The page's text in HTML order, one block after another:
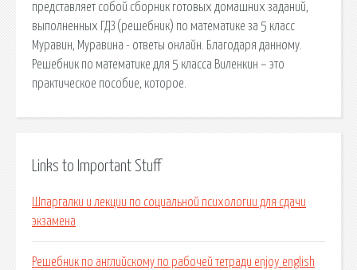
представляет собой сборник готовых домашних заданий,
выполненных ГДЗ (решебник) по математике за 5 класс
Муравин, Муравина - ответы онлайн. Благодаря данному.
Решебник по математике для 5 класса Виленкин – это
практическое пособие, которое.
Links to Important Stuff
Шпаргалки и лекции по социальной психологии для сдачи
экзамена
Решебник по английскому по рабочей тетради enjoy english